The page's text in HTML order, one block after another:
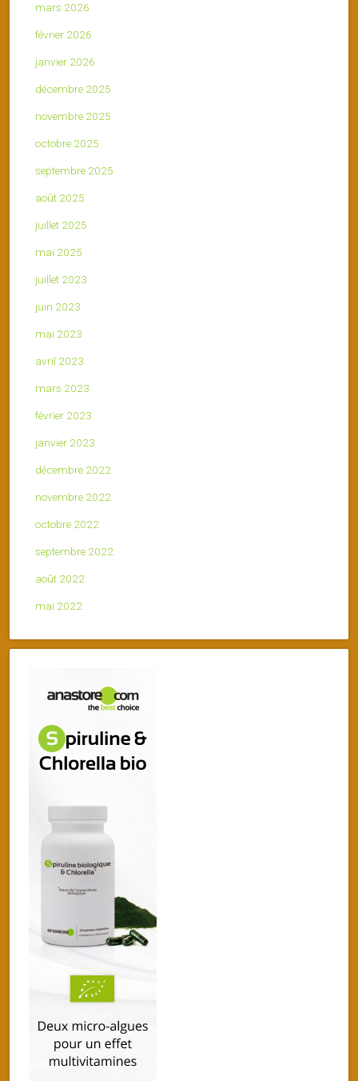
mars 2026
février 2026
janvier 2026
décembre 2025
novembre 2025
octobre 2025
septembre 2025
août 2025
juillet 2025
mai 2025
juillet 2023
juin 2023
mai 2023
avril 2023
mars 2023
février 2023
janvier 2023
décembre 2022
novembre 2022
octobre 2022
septembre 2022
août 2022
mai 2022